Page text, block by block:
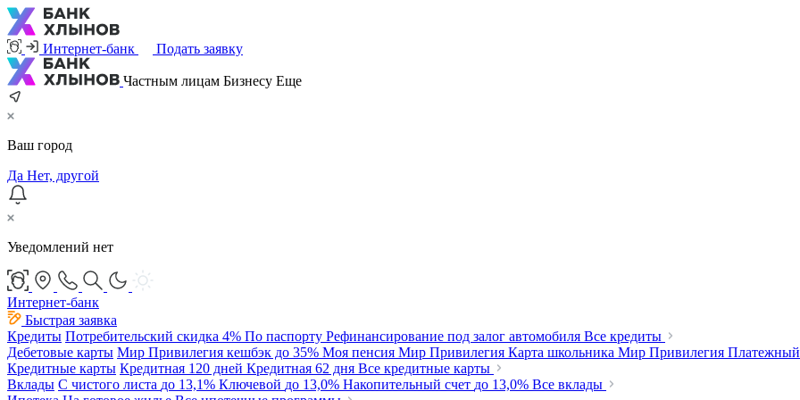
Интернет-банк Подать заявку
Частным лицам Бизнесу Еще
Ваш город
Да Нет, другой
Уведомлений нет
Интернет-банк
Быстрая заявка
Кредиты Потребительский скидка 4% По паспорту Рефинансирование под залог автомобиля Все кредиты
Дебетовые карты Мир Привилегия кешбэк до 35% Моя пенсия Мир Привилегия Карта школьника Мир Привилегия
Кредитные карты Кредитная 120 дней Кредитная 62 дня Все кредитные карты
Вклады С чистого листа до 13,1% Ключевой до 13,0% Накопительный счет до 13,0% Все вклады